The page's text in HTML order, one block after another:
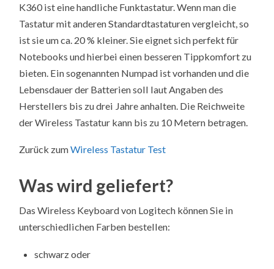
K360 ist eine handliche Funktastatur. Wenn man die
Tastatur mit anderen Standardtastaturen vergleicht, so
ist sie um ca. 20 % kleiner. Sie eignet sich perfekt für
Notebooks und hierbei einen besseren Tippkomfort zu
bieten. Ein sogenannten Numpad ist vorhanden und die
Lebensdauer der Batterien soll laut Angaben des
Herstellers bis zu drei Jahre anhalten. Die Reichweite
der Wireless Tastatur kann bis zu 10 Metern betragen.
Zurück zumWireless Tastatur Test
Was wird geliefert?
Das Wireless Keyboard von Logitech können Sie in
unterschiedlichen Farben bestellen:
schwarz oder